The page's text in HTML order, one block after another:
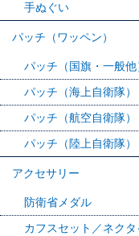
手ぬぐい
パッチ（ワッペン）
パッチ（国旗・一般他
パッチ（海上自衛隊）
パッチ（航空自衛隊）
パッチ（陸上自衛隊）
アクセサリー
防衛省メダル
カフスセット／ネクタ